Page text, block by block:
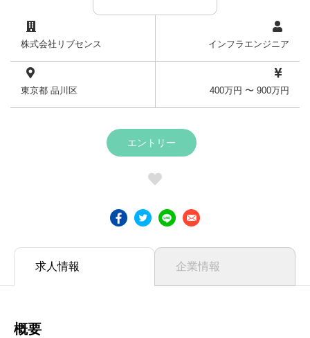
株式会社リブセンス インフラエンジニア
東京都 品川区 400万円 〜 900万円
エントリー
求人情報 企業情報
概要